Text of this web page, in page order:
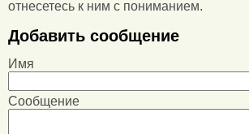
отнесетесь к ним с пониманием.
Добавить сообщение
Имя
Сообщение